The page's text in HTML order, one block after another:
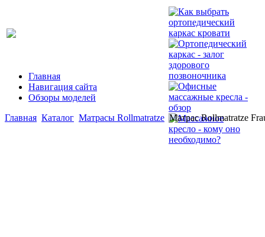
Главная
Навигация сайта
Обзоры моделей
Главная Каталог Матрасы Rollmatratze Матрас Rollmatratze